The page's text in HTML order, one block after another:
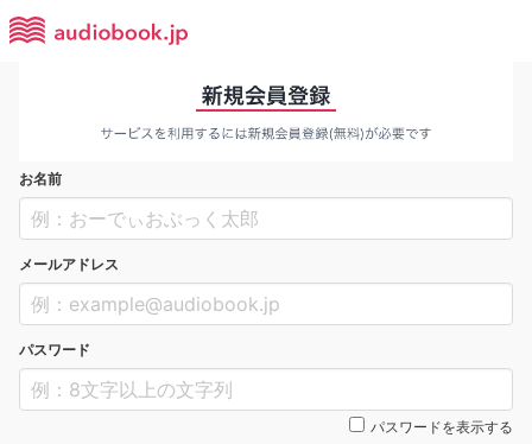
お名前
メールアドレス
パスワード
パスワードを表示する